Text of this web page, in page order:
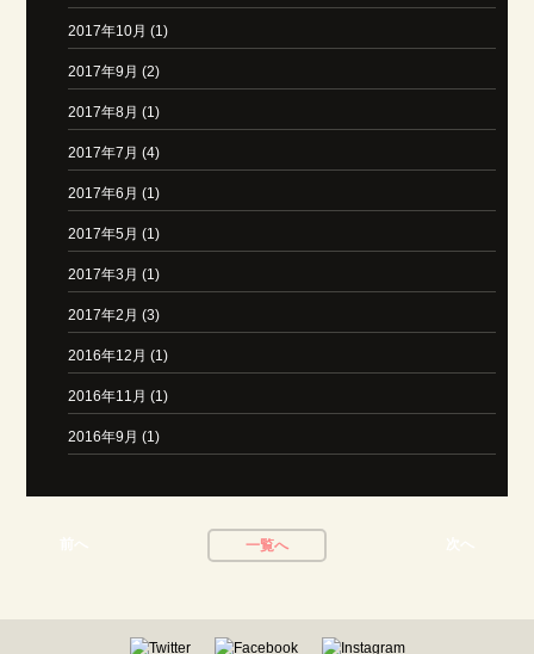
2017年10月 (1)
2017年9月 (2)
2017年8月 (1)
2017年7月 (4)
2017年6月 (1)
2017年5月 (1)
2017年3月 (1)
2017年2月 (3)
2016年12月 (1)
2016年11月 (1)
2016年9月 (1)
一覧へ